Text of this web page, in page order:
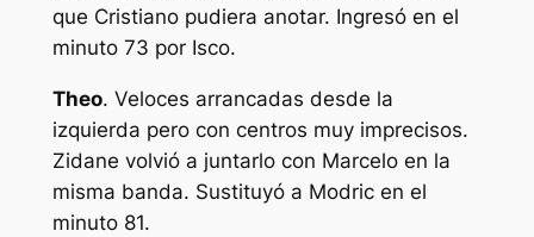
que Cristiano pudiera anotar. Ingresó en el
minuto 73 por Isco.
Theo. Veloces arrancadas desde la
izquierda pero con centros muy imprecisos.
Zidane volvió a juntarlo con Marcelo en la
misma banda. Sustituyó a Modric en el
minuto 81.